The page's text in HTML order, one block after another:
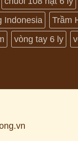
Indonesia Trầm
vòng tay 6 ly